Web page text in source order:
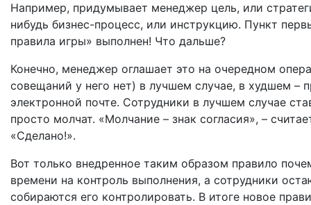
Например, придумывает менеджер цель, или
нибудь бизнес-процесс, или инструкцию. Пункт
правила игры» выполнен! Что дальше?
Конечно, менеджер оглашает это на очередном
совещаний у него нет) в лучшем случае, в худшем –
электронной почте. Сотрудники в лучшем случае
просто молчат. «Молчание – знак согласия», –
«Сделано!».
Вот только внедренное таким образом правило
времени на контроль выполнения, а сотрудники
собираются его контролировать. В итоге новое